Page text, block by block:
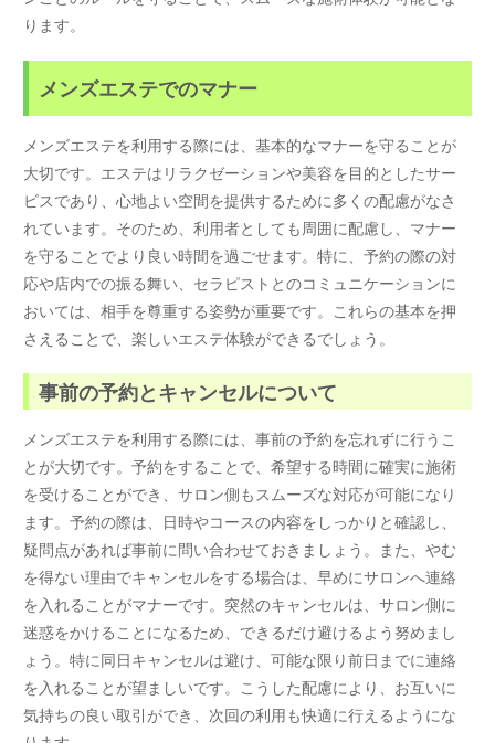
ります。
メンズエステでのマナー
メンズエステを利用する際には、基本的なマナーを守ることが
大切です。エステはリラクゼーションや美容を目的としたサー
ビスであり、心地よい空間を提供するために多くの配慮がなさ
れています。そのため、利用者としても周囲に配慮し、マナー
を守ることでより良い時間を過ごせます。特に、予約の際の対
応や店内での振る舞い、セラピストとのコミュニケーションに
おいては、相手を尊重する姿勢が重要です。これらの基本を押
さえることで、楽しいエステ体験ができるでしょう。
事前の予約とキャンセルについて
メンズエステを利用する際には、事前の予約を忘れずに行うこ
とが大切です。予約をすることで、希望する時間に確実に施術
を受けることができ、サロン側もスムーズな対応が可能になり
ます。予約の際は、日時やコースの内容をしっかりと確認し、
疑問点があれば事前に問い合わせておきましょう。また、やむ
を得ない理由でキャンセルをする場合は、早めにサロンへ連絡
を入れることがマナーです。突然のキャンセルは、サロン側に
迷惑をかけることになるため、できるだけ避けるよう努めまし
ょう。特に同日キャンセルは避け、可能な限り前日までに連絡
を入れることが望ましいです。こうした配慮により、お互いに
気持ちの良い取引ができ、次回の利用も快適に行えるようにな